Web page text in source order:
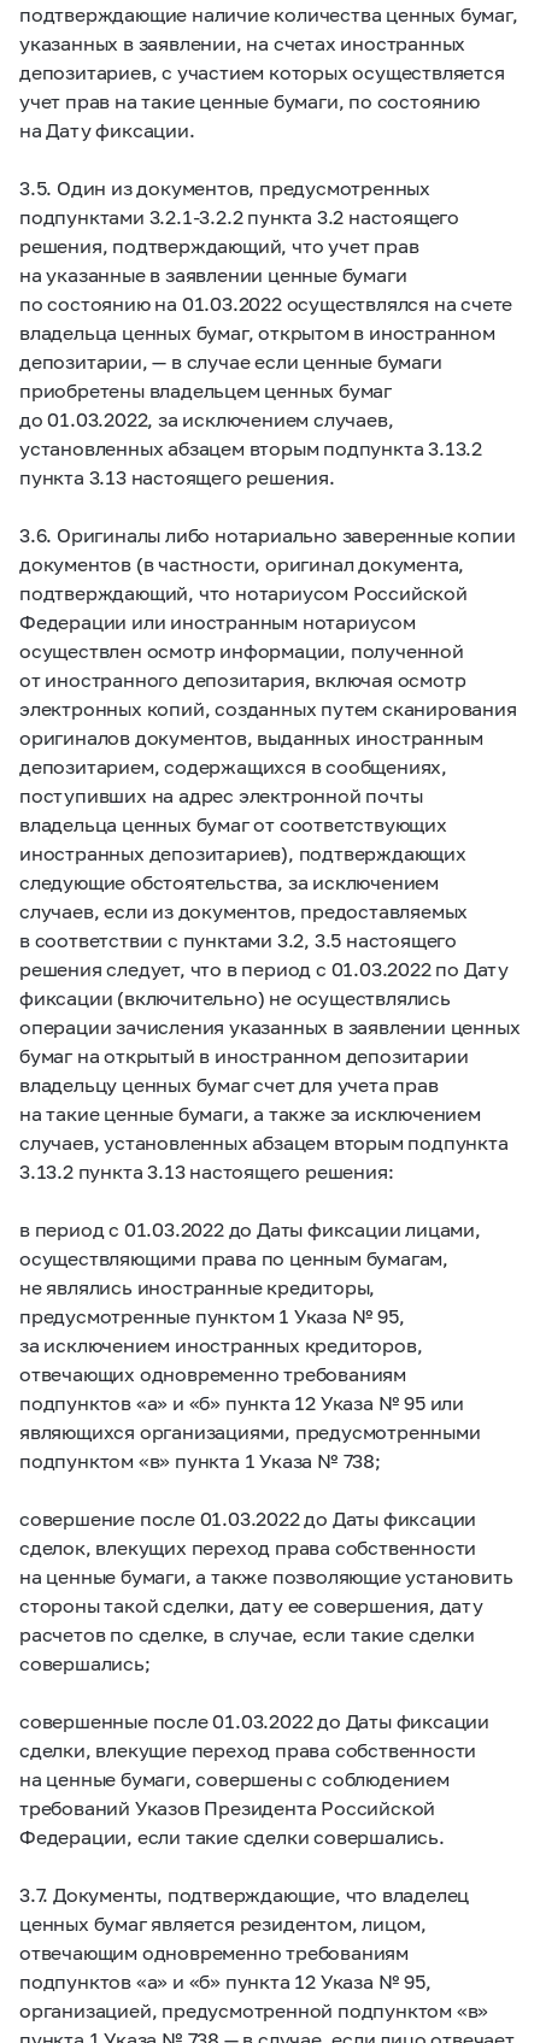
подтверждающие наличие количества ценных бумаг,
указанных в заявлении, на счетах иностранных
депозитариев, с участием которых осуществляется
учет прав на такие ценные бумаги, по состоянию
на Дату фиксации.
3.5. Один из документов, предусмотренных
подпунктами 3.2.1-3.2.2пункта 3.2 настоящего
решения, подтверждающий, что учет прав
на указанные в заявлении ценные бумаги
по состоянию на 01.03.2022 осуществлялся на счете
владельца ценных бумаг, открытом в иностранном
депозитарии, — в случае если ценные бумаги
приобретены владельцем ценных бумаг
до 01.03.2022, за исключением случаев,
установленных абзацем вторым подпункта 3.13.2
пункта 3.13 настоящего решения.
3.6. Оригиналы либо нотариально заверенные копии
документов (в частности, оригинал документа,
подтверждающий, что нотариусом Российской
Федерации или иностранным нотариусом
осуществлен осмотр информации, полученной
от иностранного депозитария, включая осмотр
электронных копий, созданных путем сканирования
оригиналов документов, выданных иностранным
депозитарием, содержащихся в сообщениях,
поступивших на адрес электронной почты
владельца ценных бумаг от соответствующих
иностранных депозитариев), подтверждающих
следующие обстоятельства, за исключением
случаев, если из документов, предоставляемых
в соответствии с пунктами 3.2, 3.5 настоящего
решения следует, что в период с 01.03.2022 по Дату
фиксации (включительно) не осуществлялись
операции зачисления указанных в заявлении ценных
бумаг на открытый в иностранном депозитарии
владельцу ценных бумаг счет для учета прав
на такие ценные бумаги, а также за исключением
случаев, установленных абзацем вторым подпункта
3.13.2 пункта 3.13 настоящего решения:
в период с 01.03.2022 до Даты фиксации лицами,
осуществляющими права по ценным бумагам,
не являлись иностранные кредиторы,
предусмотренные пунктом 1 Указа № 95,
за исключением иностранных кредиторов,
отвечающих одновременно требованиям
подпунктов «а» и «б» пункта 12 Указа № 95 или
являющихся организациями, предусмотренными
подпунктом «в» пункта 1 Указа № 738;
совершение после 01.03.2022 до Даты фиксации
сделок, влекущих переход права собственности
на ценные бумаги, а также позволяющие установить
стороны такой сделки, дату ее совершения, дату
расчетов по сделке, в случае, если такие сделки
совершались;
совершенные после 01.03.2022 до Даты фиксации
сделки, влекущие переход права собственности
на ценные бумаги, совершены с соблюдением
требований Указов Президента Российской
Федерации, если такие сделки совершались.
3.7. Документы, подтверждающие, что владелец
ценных бумаг является резидентом, лицом,
отвечающим одновременно требованиям
подпунктов «а» и «б» пункта 12 Указа № 95,
организацией, предусмотренной подпунктом «в»